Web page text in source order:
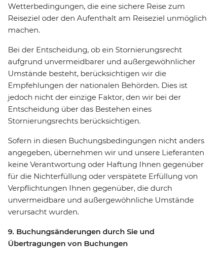
Wetterbedingungen, die eine sichere Reise zum
Reiseziel oder den Aufenthalt am Reiseziel unmöglich
machen.
Bei der Entscheidung, ob ein Stornierungsrecht
aufgrund unvermeidbarer und außergewöhnlicher
Umstände besteht, berücksichtigen wir die
Empfehlungen der nationalen Behörden. Dies ist
jedoch nicht der einzige Faktor, den wir bei der
Entscheidung über das Bestehen eines
Stornierungsrechts berücksichtigen.
Sofern in diesen Buchungsbedingungen nicht anders
angegeben, übernehmen wir und unsere Lieferanten
keine Verantwortung oder Haftung Ihnen gegenüber
für die Nichterfüllung oder verspätete Erfüllung von
Verpflichtungen Ihnen gegenüber, die durch
unvermeidbare und außergewöhnliche Umstände
verursacht wurden.
9. Buchungsänderungen durch Sie und
Übertragungen von Buchungen